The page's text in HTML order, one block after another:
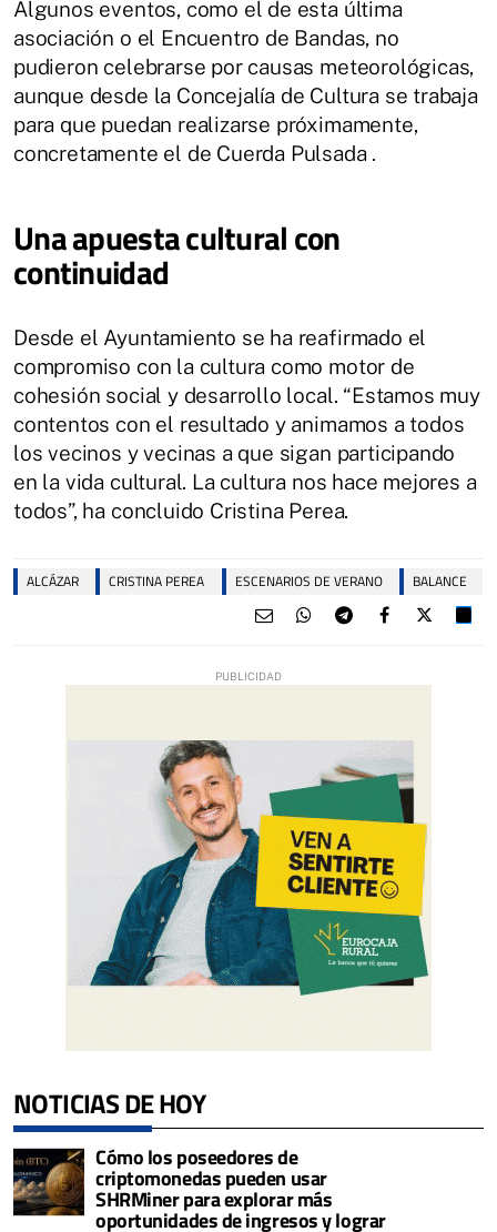
Algunos eventos, como el de esta última
asociación o el Encuentro de Bandas, no
pudieron celebrarse por causas meteorológicas,
aunque desde la Concejalía de Cultura se trabaja
para que puedan realizarse próximamente,
concretamente el de Cuerda Pulsada .
Una apuesta cultural con
continuidad
Desde el Ayuntamiento se ha reafirmado el
compromiso con la cultura como motor de
cohesión social y desarrollo local. “Estamos muy
contentos con el resultado y animamos a todos
los vecinos y vecinas a que sigan participando
en la vida cultural. La cultura nos hace mejores a
todos”, ha concluido Cristina Perea.
ALCÁZAR CRISTINA PEREA ESCENARIOS DE VERANO BALANCE
NOTICIAS DE HOY
Cómo los poseedores de
criptomonedas pueden usar
SHRMiner para explorar más
oportunidades de ingresos y lograr